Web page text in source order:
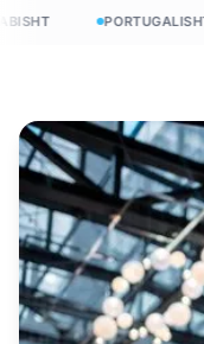
PORTUGALISHT